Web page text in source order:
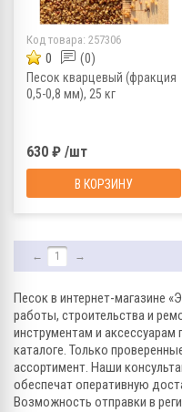
Код товара: 257306
0 (0)
Песок кварцевый (фракция
0,5-0,8 мм), 25 кг
630 ₽ /шт
В КОРЗИНУ
← 1 →
Песок в интернет-магазине
работы, строительства и
инструментам и
каталоге. Только
ассортимент. Наши
обеспечат оперативную
Возможность отправки в